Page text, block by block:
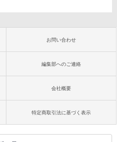
お問い合わせ
編集部へのご連絡
会社概要
特定商取引法に基づく表示